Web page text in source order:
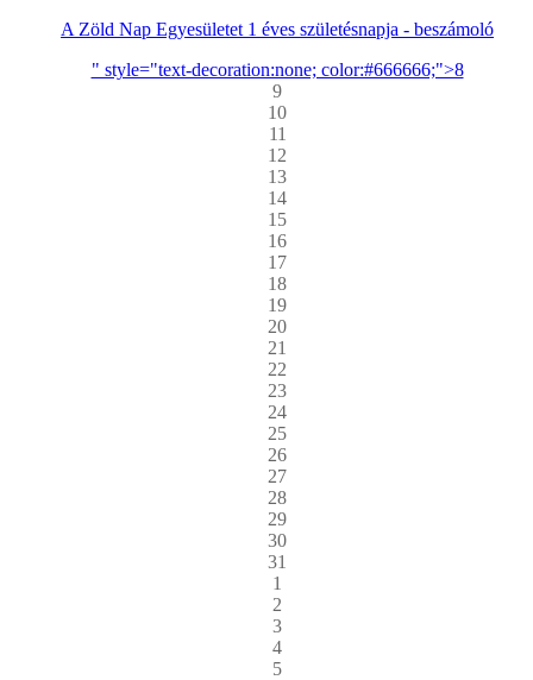
A Zöld Nap Egyesületet 1 éves születésnapja - beszámoló
" style="text-decoration:none; color:#666666;">8
9
10
11
12
13
14
15
16
17
18
19
20
21
22
23
24
25
26
27
28
29
30
31
1
2
3
4
5